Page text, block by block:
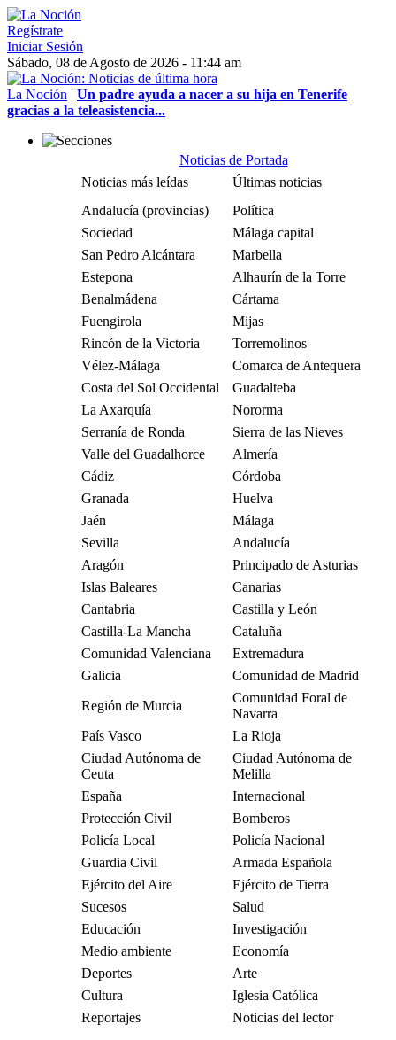
Regístrate
Iniciar Sesión
Sábado, 08 de Agosto de 2026 - 11:44 am
La Noción | Un padre ayuda a nacer a su hija en Tenerife
gracias a la teleasistencia...
Noticias de Portada
Noticias más leídas
Últimas noticias
Andalucía (provincias)
Política
Sociedad
Málaga capital
San Pedro Alcántara
Marbella
Estepona
Alhaurín de la Torre
Benalmádena
Cártama
Fuengirola
Mijas
Rincón de la Victoria
Torremolinos
Vélez-Málaga
Comarca de Antequera
Costa del Sol Occidental
Guadalteba
La Axarquía
Nororma
Serranía de Ronda
Sierra de las Nieves
Valle del Guadalhorce
Almería
Cádiz
Córdoba
Granada
Huelva
Jaén
Málaga
Sevilla
Andalucía
Aragón
Principado de Asturias
Islas Baleares
Canarias
Cantabria
Castilla y León
Castilla-La Mancha
Cataluña
Comunidad Valenciana
Extremadura
Galicia
Comunidad de Madrid
Región de Murcia
Comunidad Foral de
Navarra
País Vasco
La Rioja
Ciudad Autónoma de
Ceuta
Ciudad Autónoma de
Melilla
España
Internacional
Protección Civil
Bomberos
Policía Local
Policía Nacional
Guardia Civil
Armada Española
Ejército del Aire
Ejército de Tierra
Sucesos
Salud
Educación
Investigación
Medio ambiente
Economía
Deportes
Arte
Cultura
Iglesia Católica
Reportajes
Noticias del lector